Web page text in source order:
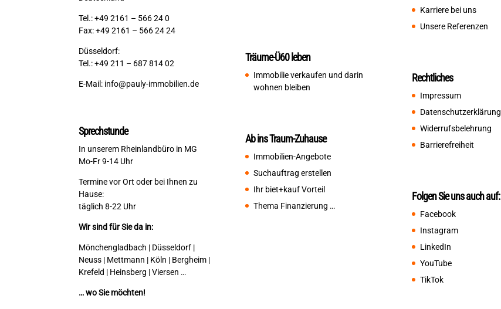
Tel.: +49 2161 – 566 24 0
Fax: +49 2161 – 566 24 24
Düsseldorf:
Tel.: +49 211 – 687 814 02
E-Mail: info@pauly-immobilien.de
Sprechstunde
In unserem Rheinlandbüro in MG
Mo-Fr 9-14 Uhr
Termine vor Ort oder bei Ihnen zu
Hause:
täglich 8-22 Uhr
Wir sind für Sie da in:
Mönchengladbach | Düsseldorf |
Neuss | Mettmann | Köln | Bergheim |
Krefeld | Heinsberg | Viersen …
… wo Sie möchten!
Träume-Ü60 leben
Immobilie verkaufen und darin
wohnen bleiben
Ab ins Traum-Zuhause
Immobilien-Angebote
Suchauftrag erstellen
Ihr biet+kauf Vorteil
Thema Finanzierung …
Karriere bei uns
Unsere Referenzen
Rechtliches
Impressum
Datenschutzerklärung
Widerrufsbelehrung
Barrierefreiheit
Folgen Sie uns auch auf:
Facebook
Instagram
LinkedIn
YouTube
TikTok